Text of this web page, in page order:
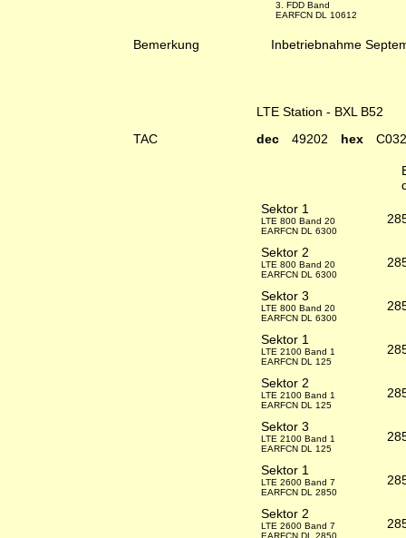
3. FDD Band
EARFCN DL 10612
Bemerkung Inbetriebnahme
LTE Station - BXL B52
TAC
dec 49202 hex C032
Sektor 1
LTE 800 Band 20
EARFCN DL 6300
Sektor 2
LTE 800 Band 20
EARFCN DL 6300
Sektor 3
LTE 800 Band 20
EARFCN DL 6300
Sektor 1
LTE 2100 Band 1
EARFCN DL 125
Sektor 2
LTE 2100 Band 1
EARFCN DL 125
Sektor 3
LTE 2100 Band 1
EARFCN DL 125
Sektor 1
LTE 2600 Band 7
EARFCN DL 2850
Sektor 2
LTE 2600 Band 7
EARFCN DL 2850